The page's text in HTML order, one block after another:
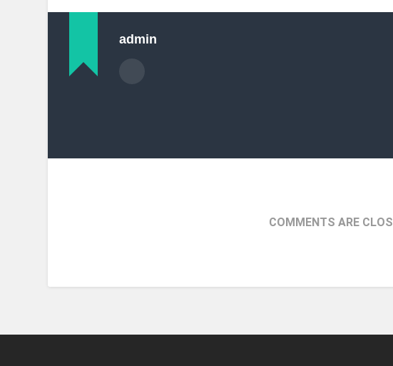
admin
COMMENTS ARE